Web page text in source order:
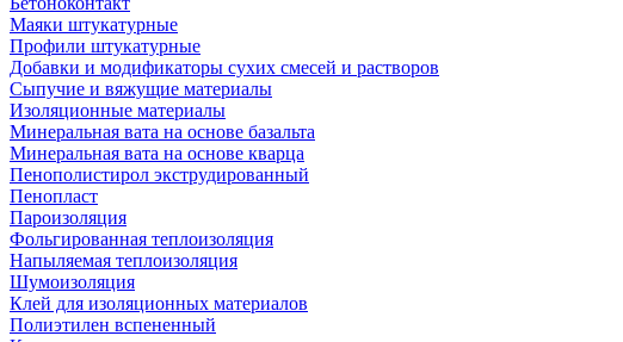
Маяки штукатурные
Профили штукатурные
Добавки и модификаторы сухих смесей и растворов
Сыпучие и вяжущие материалы
Изоляционные материалы
Минеральная вата на основе базальта
Минеральная вата на основе кварца
Пенополистирол экструдированный
Пенопласт
Пароизоляция
Фольгированная теплоизоляция
Напыляемая теплоизоляция
Шумоизоляция
Клей для изоляционных материалов
Полиэтилен вспененный